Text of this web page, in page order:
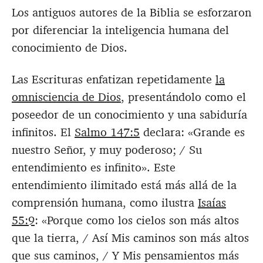
Los antiguos autores de la Biblia se esforzaron
por diferenciar la inteligencia humana del
conocimiento de Dios.
Las Escrituras enfatizan repetidamente la
omnisciencia de Dios, presentándolo como el
poseedor de un conocimiento y una sabiduría
infinitos. El Salmo 147:5 declara: «Grande es
nuestro Señor, y muy poderoso; / Su
entendimiento es infinito». Este
entendimiento ilimitado está más allá de la
comprensión humana, como ilustra Isaías
55:9: «Porque como los cielos son más altos
que la tierra, / Así Mis caminos son más altos
que sus caminos, / Y Mis pensamientos más